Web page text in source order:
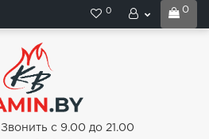
0
0
Звонить с 9.00 до 21.00